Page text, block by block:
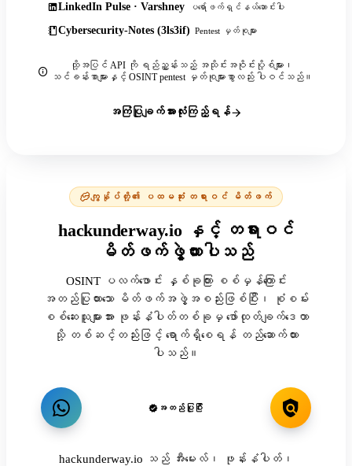
LinkedIn Pulse · Varshney ပရော်ဖက်ရှင်နယ်ဆောင်းပါး
Cybersecurity-Notes (3ls3if) Pentest မှတ်စုများ
ထို့အပြင် API ကို ရည်ညွှန်းသည့် အသိုင်းအဝိုင်းပို့စ်များ၊
သင်ခန်းစာများနှင့် OSINT pentest မှတ်စုများစွာလည်း ပါဝင်သည်။
အကြံပြုချက်အားလုံးကြည့်ရန်
ကျွန်ုပ်တို့၏ ပထမဆုံး တရားဝင် မိတ်ဖက်
hackunderway.io နှင့် တရားဝင်
မိတ်ဖက်ဖွဲ့ထားပါသည်
OSINT ပလက်ဖောင်း နှစ်ခုကြား စစ်မှန်ကြောင်း
အတည်ပြုထားသော မိတ်ဖက်အဖွဲ့အစည်းဖြစ်ပြီး၊ စုံစမ်း
စစ်ဆေးသူများအား ဖုန်းနံပါတ်တစ်ခုမှ ဖော်ထုတ်ချက်ဒေတာ
သို့ တစ်ဆင့်တည်းဖြင့် ရောက်ရှိစေရန် တည်ဆောက်ထား
ပါသည်။
အတည်ပြုပြီး
hackunderway.io သည် အီးမေးလ်၊ ဖုန်းနံပါတ်၊